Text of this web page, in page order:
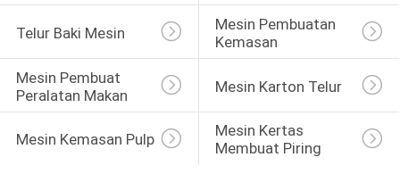
Telur Baki Mesin
Mesin Pembuatan
Kemasan
Mesin Pembuat
Peralatan Makan
Mesin Karton Telur
Mesin Kemasan Pulp
Mesin Kertas
Membuat Piring